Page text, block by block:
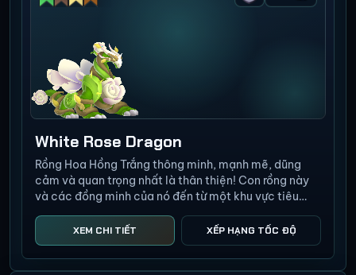
White Rose Dragon
Rồng Hoa Hồng Trắng thông minh, mạnh mẽ, dũng
cảm và quan trọng nhất là thân thiện! Con rồng này
và các đồng minh của nó đến từ một khu vực tiêu
biểu cho tất cả những giá trị tuyệt vời mà Hoa Hồng
Trắng tượng trưng. Hãy tham gia cùng họ trong Cuộc
chiến hoa hồng!
XEM CHI TIẾT XẾP HẠNG TỐC ĐỘ